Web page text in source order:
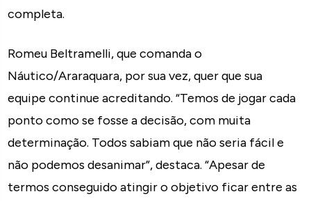
completa.
Romeu Beltramelli, que comanda o
Náutico/Araraquara, por sua vez, quer que sua
equipe continue acreditando. “Temos de jogar cada
ponto como se fosse a decisão, com muita
determinação. Todos sabiam que não seria fácil e
não podemos desanimar”, destaca. “Apesar de
termos conseguido atingir o objetivo ficar entre as